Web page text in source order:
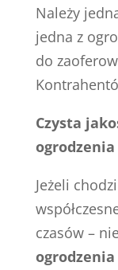
Należy
jedna z
do
Czysta
ogrodzenia
Jeżeli
czasów –
ogrodzenia